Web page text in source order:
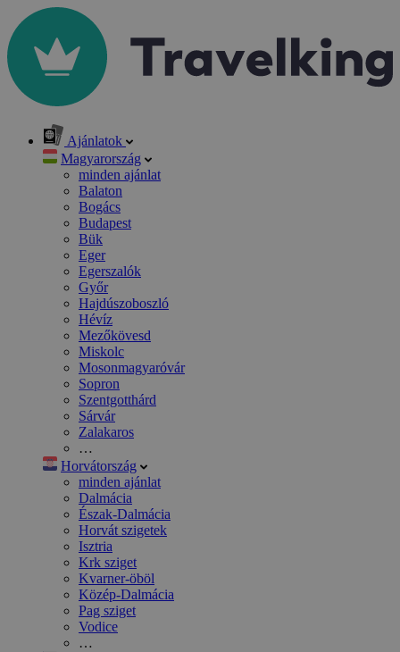
Ajánlatok
Magyarország
minden ajánlat
Balaton
Bogács
Budapest
Bük
Eger
Egerszalók
Győr
Hajdúszoboszló
Hévíz
Mezőkövesd
Miskolc
Mosonmagyaróvár
Sopron
Szentgotthárd
Sárvár
Zalakaros
…
Horvátország
minden ajánlat
Dalmácia
Észak-Dalmácia
Horvát szigetek
Isztria
Krk sziget
Kvarner-öböl
Közép-Dalmácia
Pag sziget
Vodice
…